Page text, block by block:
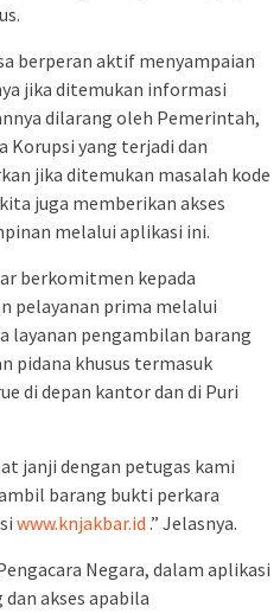
berperan aktif menyampaian
jika ditemukan informasi
dilarang oleh Pemerintah,
Korupsi yang terjadi dan
jika ditemukan masalah kode
juga memberikan akses
melalui aplikasi ini.
berkomitmen kepada
pelayanan prima melalui
layanan pengambilan barang
pidana khusus termasuk
di depan kantor dan di Puri
janji dengan petugas kami
barang bukti perkara
www.knjakbar.id .” Jelasnya.
Negara, dalam aplikasi
akses apabila